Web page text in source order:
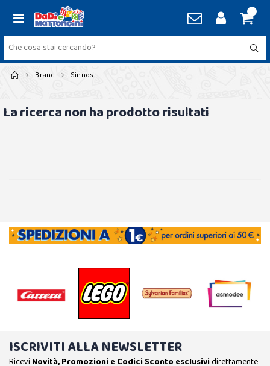
Brand Sinnos
La ricerca non ha prodotto risultati
ISCRIVITI ALLA NEWSLETTER
Ricevi Novità, Promozioni e Codici Sconto esclusividirettamente